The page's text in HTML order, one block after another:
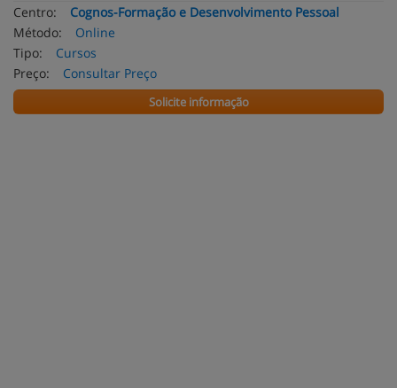
Centro:
Cognos-Formação e Desenvolvimento Pessoal
Método:
Online
Tipo:
Cursos
Preço:
Consultar Preço
Solicite informação